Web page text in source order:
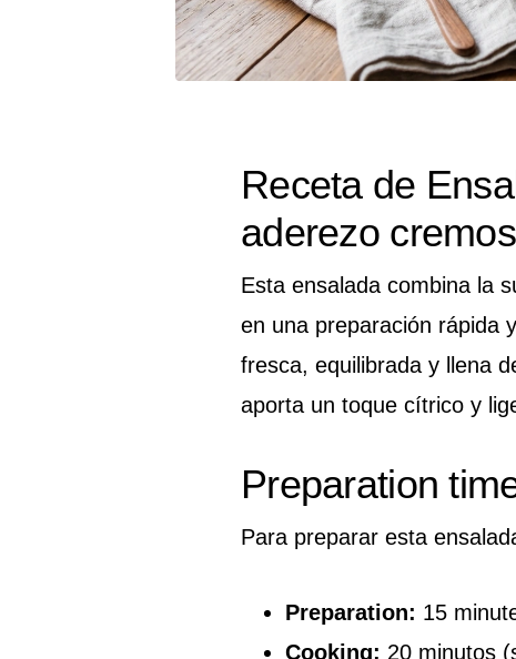
Receta de
aderezo
Esta ensalada combina la
en una preparación rápida
fresca, equilibrada y llena
aporta un toque cítrico y
Preparation
Para preparar esta
Preparation: 15
Cooking: 20 minutos